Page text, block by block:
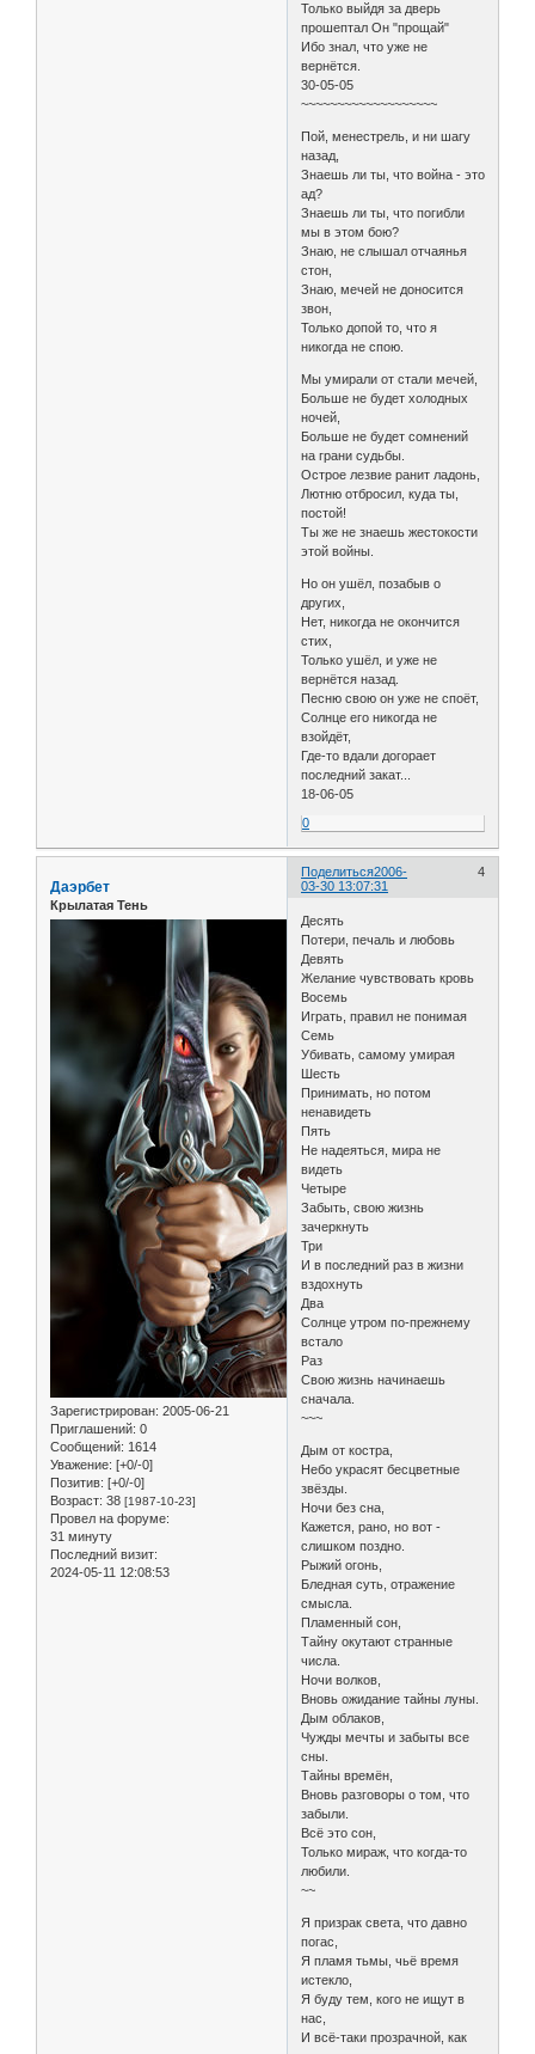
Только выйдя за дверь
прошептал Он "прощай"
Ибо знал, что уже не
вернётся.
30-05-05
~~~~~~~~~~~~~~~~~~~
Пой, менестрель, и ни шагу
назад,
Знаешь ли ты, что война - это
ад?
Знаешь ли ты, что погибли
мы в этом бою?
Знаю, не слышал отчаянья
стон,
Знаю, мечей не доносится
звон,
Только допой то, что я
никогда не спою.
Мы умирали от стали мечей,
Больше не будет холодных
ночей,
Больше не будет сомнений
на грани судьбы.
Острое лезвие ранит ладонь,
Лютню отбросил, куда ты,
постой!
Ты же не знаешь жестокости
этой войны.
Но он ушёл, позабыв о
других,
Нет, никогда не окончится
стих,
Только ушёл, и уже не
вернётся назад.
Песню свою он уже не споёт,
Солнце его никогда не
взойдёт,
Где-то вдали догорает
последний закат...
18-06-05
0
Поделиться 4
2006-
03-30 13:07:31
Даэрбет
Крылатая Тень
Зарегистрирован: 2005-06-21
Приглашений: 0
Сообщений: 1614
Уважение: [+0/-0]
Позитив: [+0/-0]
Возраст: 38 [1987-10-23]
Провел на форуме:
31 минуту
Последний визит:
2024-05-11 12:08:53
Десять
Потери, печаль и любовь
Девять
Желание чувствовать кровь
Восемь
Играть, правил не понимая
Семь
Убивать, самому умирая
Шесть
Принимать, но потом
ненавидеть
Пять
Не надеяться, мира не
видеть
Четыре
Забыть, свою жизнь
зачеркнуть
Три
И в последний раз в жизни
вздохнуть
Два
Солнце утром по-прежнему
встало
Раз
Свою жизнь начинаешь
сначала.
~~~
Дым от костра,
Небо украсят бесцветные
звёзды.
Ночи без сна,
Кажется, рано, но вот -
слишком поздно.
Рыжий огонь,
Бледная суть, отражение
смысла.
Пламенный сон,
Тайну окутают странные
числа.
Ночи волков,
Вновь ожидание тайны луны.
Дым облаков,
Чужды мечты и забыты все
сны.
Тайны времён,
Вновь разговоры о том, что
забыли.
Всё это сон,
Только мираж, что когда-то
любили.
~~
Я призрак света, что давно
погас,
Я пламя тьмы, чьё время
истекло,
Я буду тем, кого не ищут в
нас,
И всё-таки прозрачной, как